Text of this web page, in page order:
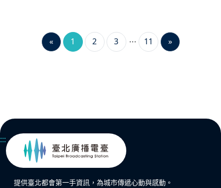
« 1 2 3 11 »
:::
提供臺北都會第一手資訊，為城市傳遞心動與感動。